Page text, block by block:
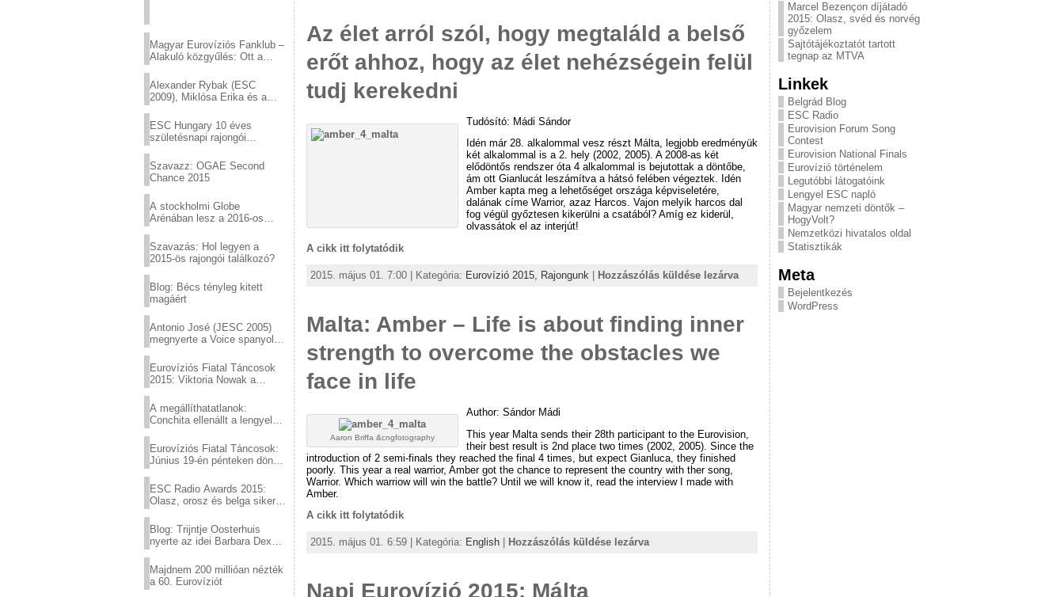
Magyar Eurovíziós Fanklub –
Alakuló közgyűlés: Ott a
Alexander Rybak (ESC
2009), Miklósa Erika és a
sztárjai a Margitszigeten
ESC Hungary 10 éves
születésnapi rajongói
Szavazz: OGAE Second
Chance 2015
A stockholmi Globe
Arénában lesz a 2016-os
Szavazás: Hol legyen a
2015-ös rajongói találkozó?
Blog: Bécs tényleg kitett
magáért
Antonio José (JESC 2005)
megnyerte a Voice spanyol
Eurovíziós Fiatal Táncosok
2015: Viktoria Nowak a
A megállíthatatlanok:
Conchita ellenállt a lengyel
Eurovíziós Fiatal Táncosok:
Június 19-én pénteken döntő
ESC Radio Awards 2015:
Olasz, orosz és belga siker,
Blog: Trijntje Oosterhuis
nyerte az idei Barbara Dex
Majdnem 200 millióan nézték
a 60. Eurovíziót
Az élet arról szól, hogy megtaláld a belső
erőt ahhoz, hogy az élet nehézségein felül
tudj kerekedni
Tudósító: Mádi Sándor
Idén már 28. alkalommal vesz részt Málta, legjobb eredményük
két alkalommal is a 2. hely (2002, 2005). A 2008-as két
elődöntős rendszer óta 4 alkalommal is bejutottak a döntőbe,
ám ott Gianlucát leszámítva a hátsó felében végeztek. Idén
Amber kapta meg a lehetőséget országa képviseletére,
dalának címe Warrior, azaz Harcos. Vajon melyik harcos dal
fog végül győztesen kikerülni a csatából? Amíg ez kiderül,
olvassátok el az interjút!
A cikk itt folytatódik
2015. május 01. 7:00 | Kategória: Eurovízió 2015, Rajongunk Hozzászólás küldése lezárva
Malta: Amber – Life is about finding inner
strength to overcome the obstacles we
face in life
Aaron Briffa &cngfotography
Author: Sándor Mádi
This year Malta sends their 28th participant to the Eurovision,
their best result is 2nd place two times (2002, 2005). Since the
introduction of 2 semi-finals they reached the final 4 times, but expect Gianluca, they finished
poorly. This year a real warrior, Amber got the chance to represent the country with ther song,
Warrior. Which warriow will win the battle? Until we will know it, read the interview I made with
Amber.
A cikk itt folytatódik
2015. május 01. 6:59 | Kategória: English Hozzászólás küldése lezárva
Napi Eurovízió 2015: Málta
Marcel Bezençon díjátadó
2015: Olasz, svéd és norvég
győzelem
Sajtótájékoztatót tartott
tegnap az MTVA
Linkek
Belgrád Blog
ESC Radio
Eurovision Forum Song
Contest
Eurovision National Finals
Eurovízió történelem
Legutóbbi látogatóink
Lengyel ESC napló
Magyar nemzeti döntők –
HogyVolt?
Nemzetközi hivatalos oldal
Statisztikák
Meta
Bejelentkezés
WordPress